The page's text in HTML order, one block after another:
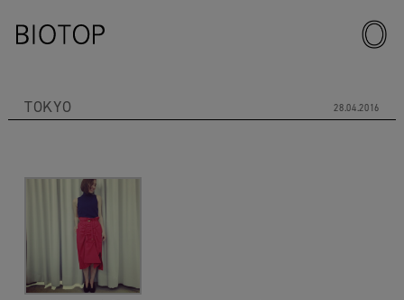
TOKYO 28.04.2016